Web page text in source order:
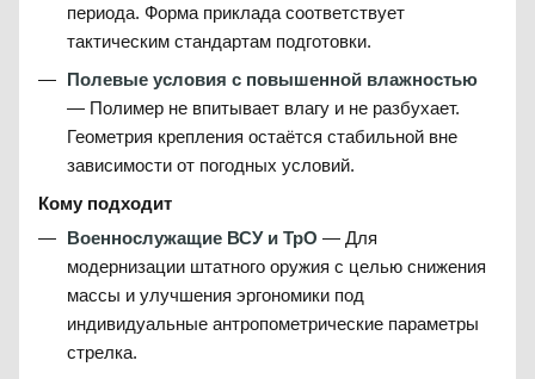
периода. Форма приклада соответствует
тактическим стандартам подготовки.
Полевые условия с повышенной влажностью
— Полимер не впитывает влагу и не разбухает.
Геометрия крепления остаётся стабильной вне
зависимости от погодных условий.
Кому подходит
Военнослужащие ВСУ и ТрО — Для
модернизации штатного оружия с целью снижения
массы и улучшения эргономики под
индивидуальные антропометрические параметры
стрелка.